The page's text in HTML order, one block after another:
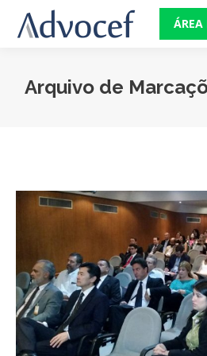
ÁREA
Arquivo de